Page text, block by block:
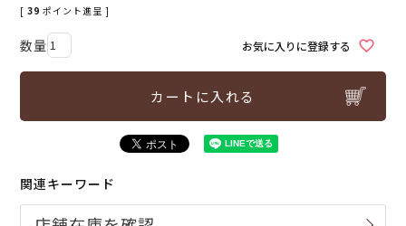
[ 39 ポイント進呈 ]
お気に入りに登録する
カートに入れる
関連キーワード